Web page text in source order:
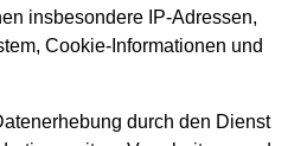
insbesondere IP-Adressen,
Cookie-Informationen und
durch den Dienst